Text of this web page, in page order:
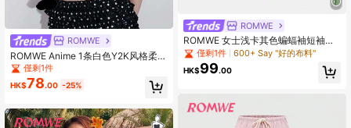
ROMWE
ROMWE Anime 1条白色Y2K风格柔软
可爱骨头形状围巾，独特亚文化3D装
饰围巾，适合学院风、街头风、休闲
风、摄影等场合。
僅剩1件
HK$78.00 -25%
ROMWE
ROMWE 女士浅卡其色蝙蝠袖短袖休
闲宽松衬衫，学校
僅剩1件 600+ Say "好的布料"
HK$99.00